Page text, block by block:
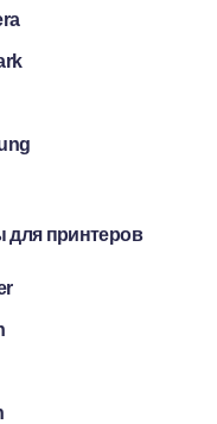
для принтеров